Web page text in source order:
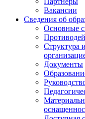
Вакансии
Сведения об
Основные
Структура
Документы